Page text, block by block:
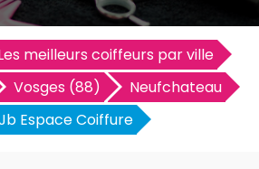
meilleurs coiffeurs par ville
Vosges (88)
Neufchateau
Espace Coiffure